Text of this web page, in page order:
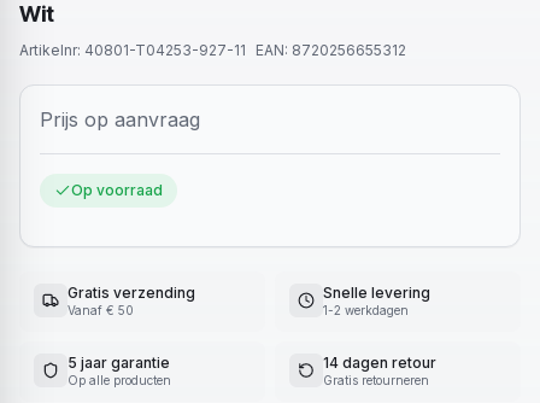
Wit
Artikelnr: 40801-T04253-927-11 EAN: 8720256655312
Prijs op aanvraag
Op voorraad
Gratis verzending
Vanaf € 50
Snelle levering
1-2 werkdagen
5 jaar garantie
Op alle producten
14 dagen retour
Gratis retourneren